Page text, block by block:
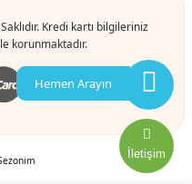
Kredi kartı bilgileriniz
korunmaktadır.
Hemen Arayın
İletişim